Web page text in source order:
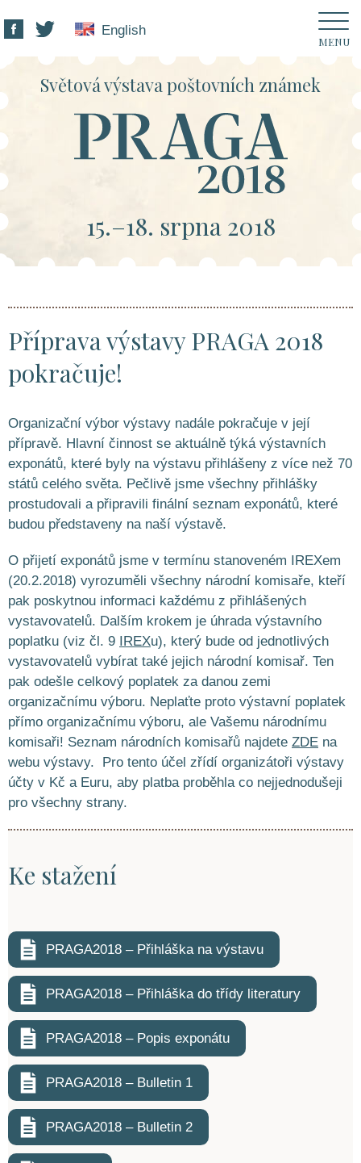
English
MENU
Světová výstava poštovních známek
15.–18. srpna 2018
Příprava výstavy PRAGA 2018
pokračuje!
Organizační výbor výstavy nadále pokračuje v její
přípravě. Hlavní činnost se aktuálně týká výstavních
exponátů, které byly na výstavu přihlášeny z více než 70
států celého světa. Pečlivě jsme všechny přihlášky
prostudovali a připravili finální seznam exponátů, které
budou představeny na naší výstavě.
O přijetí exponátů jsme v termínu stanoveném IREXem
(20.2.2018) vyrozuměli všechny národní komisaře, kteří
pak poskytnou informaci každému z přihlášených
vystavovatelů. Dalším krokem je úhrada výstavního
poplatku (viz čl. 9
IREXu), který bude od jednotlivých
vystavovatelů vybírat také jejich národní komisař. Ten
pak odešle celkový poplatek za danou zemi
organizačnímu výboru. Neplaťte proto výstavní poplatek
přímo organizačnímu výboru, ale Vašemu národnímu
komisaři! Seznam národních komisařů najdete ZDE na
webu výstavy. Pro tento účel zřídí organizátoři výstavy
účty v Kč a Euru, aby platba proběhla co nejjednodušeji
pro všechny strany.
Ke stažení
PRAGA2018 – Přihláška na výstavu
PRAGA2018 – Přihláška do třídy literatury
PRAGA2018 – Popis exponátu
PRAGA2018 – Bulletin 1
PRAGA2018 – Bulletin 2